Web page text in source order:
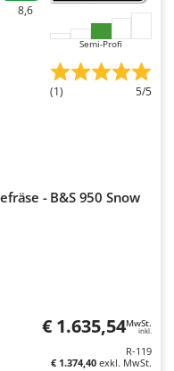
8,6
Semi-Profi
(1) 5/5
- B&S 950 Snow
€ 1.635,54MwSt.
inkl.
R-119
€ 1.374,40 exkl. MwSt.